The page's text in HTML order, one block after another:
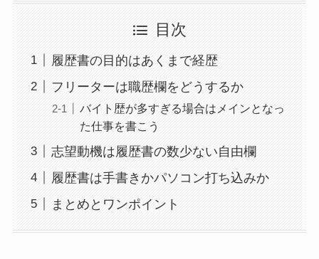
目次
履歴書の目的はあくまで経歴
フリーターは職歴欄をどうするか
バイト歴が多すぎる場合はメインとなっ
た仕事を書こう
志望動機は履歴書の数少ない自由欄
履歴書は手書きかパソコン打ち込みか
まとめとワンポイント